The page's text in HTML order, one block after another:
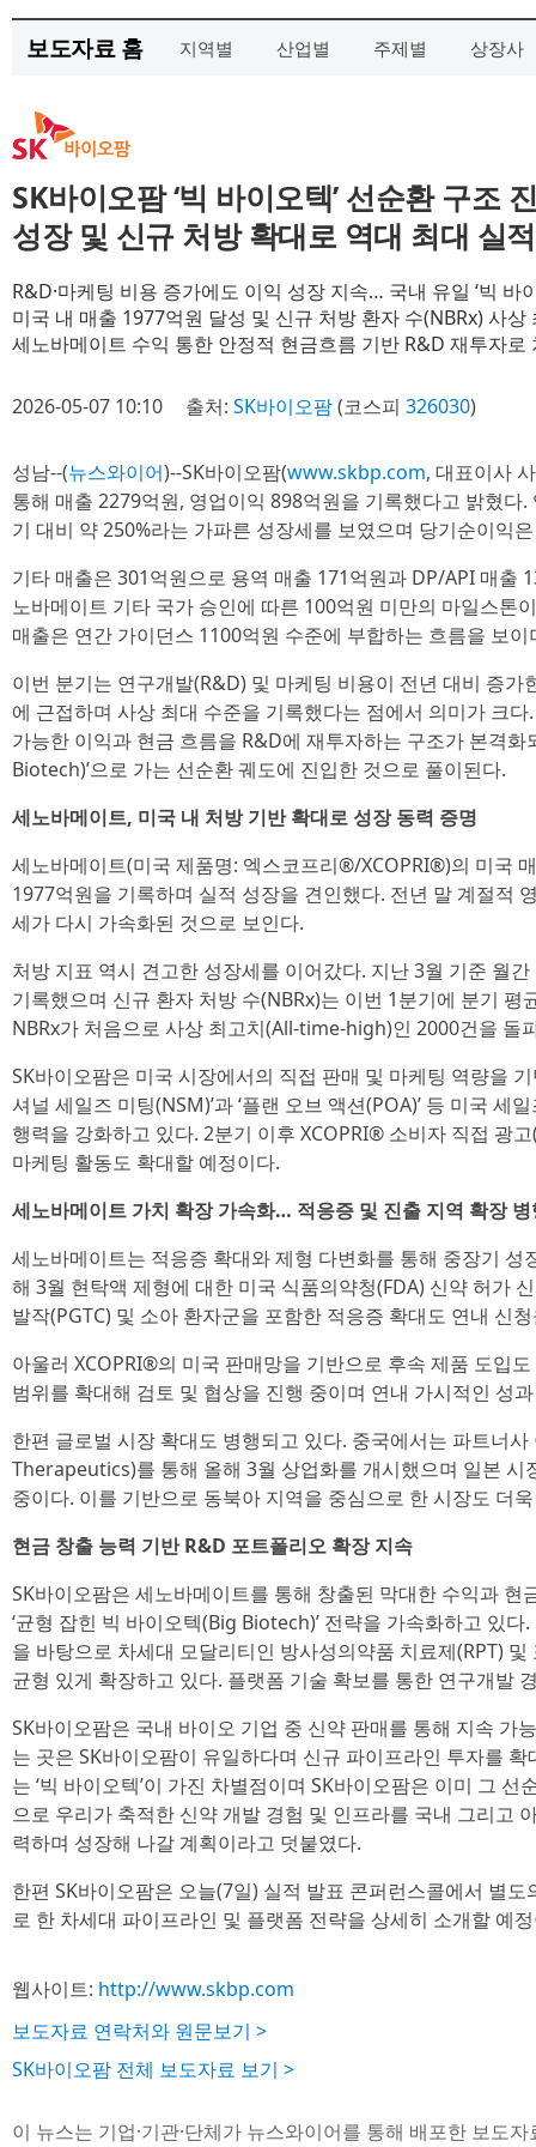
보도자료 홈 지역별 산업별 주제별 상장사
SK바이오팜 ‘빅 바이오텍’ 선순환 구조
성장 및 신규 처방 확대로 역대 최대 실
R&D·마케팅 비용 증가에도 이익 성장 지속… 국내 유일 ‘빅 바
미국 내 매출 1977억원 달성 및 신규 처방 환자 수(NBRx) 사상
세노바메이트 수익 통한 안정적 현금흐름 기반 R&D 재투자
2026-05-07 10:10 출처: SK바이오팜(코스피 326030)
성남--(뉴스와이어)--SK바이오팜(www.skbp.com, 대표이사
통해 매출 2279억원, 영업이익 898억원을 기록했다고 밝혔다
기 대비 약 250%라는 가파른 성장세를 보였으며 당기순이익
기타 매출은 301억원으로 용역 매출 171억원과 DP/API 매출
노바메이트 기타 국가 승인에 따른 100억원 미만의 마일스톤
매출은 연간 가이던스 1100억원 수준에 부합하는 흐름을 보
이번 분기는 연구개발(R&D) 및 마케팅 비용이 전년 대비 증
에 근접하며 사상 최대 수준을 기록했다는 점에서 의미가 크
가능한 이익과 현금 흐름을 R&D에 재투자하는 구조가 본격화
Biotech)’으로 가는 선순환 궤도에 진입한 것으로 풀이된다.
세노바메이트, 미국 내 처방 기반 확대로 성장 동력 증명
세노바메이트(미국 제품명: 엑스코프리®/XCOPRI®)의 미국
1977억원을 기록하며 실적 성장을 견인했다. 전년 말 계절적
세가 다시 가속화된 것으로 보인다.
처방 지표 역시 견고한 성장세를 이어갔다. 지난 3월 기준 월
기록했으며 신규 환자 처방 수(NBRx)는 이번 1분기에 분기 평
NBRx가 처음으로 사상 최고치(All-time-high)인 2000건을 돌
SK바이오팜은 미국 시장에서의 직접 판매 및 마케팅 역량을
셔널 세일즈 미팅(NSM)’과 ‘플랜 오브 액션(POA)’ 등 미국 세
행력을 강화하고 있다. 2분기 이후 XCOPRI® 소비자 직접 광
마케팅 활동도 확대할 예정이다.
세노바메이트 가치 확장 가속화… 적응증 및 진출 지역 확장 병
세노바메이트는 적응증 확대와 제형 다변화를 통해 중장기
해 3월 현탁액 제형에 대한 미국 식품의약청(FDA) 신약 허가
발작(PGTC) 및 소아 환자군을 포함한 적응증 확대도 연내 신
아울러 XCOPRI®의 미국 판매망을 기반으로 후속 제품 도입
범위를 확대해 검토 및 협상을 진행 중이며 연내 가시적인 성
한편 글로벌 시장 확대도 병행되고 있다. 중국에서는 파트너
Therapeutics)를 통해 올해 3월 상업화를 개시했으며 일본 시
중이다. 이를 기반으로 동북아 지역을 중심으로 한 시장도 더
현금 창출 능력 기반 R&D 포트폴리오 확장 지속
SK바이오팜은 세노바메이트를 통해 창출된 막대한 수익과
‘균형 잡힌 빅 바이오텍(Big Biotech)’ 전략을 가속화하고 있
을 바탕으로 차세대 모달리티인 방사성의약품 치료제(RPT)
균형 있게 확장하고 있다. 플랫폼 기술 확보를 통한 연구개발
SK바이오팜은 국내 바이오 기업 중 신약 판매를 통해 지속 가
는 곳은 SK바이오팜이 유일하다며 신규 파이프라인 투자를
는 ‘빅 바이오텍’이 가진 차별점이며 SK바이오팜은 이미 그
으로 우리가 축적한 신약 개발 경험 및 인프라를 국내 그리고
력하며 성장해 나갈 계획이라고 덧붙였다.
한편 SK바이오팜은 오늘(7일) 실적 발표 콘퍼런스콜에서 별
로 한 차세대 파이프라인 및 플랫폼 전략을 상세히 소개할 예
웹사이트: http://www.skbp.com
보도자료 연락처와 원문보기 >
SK바이오팜 전체 보도자료 보기 >
이 뉴스는 기업·기관·단체가 뉴스와이어를 통해 배포한 보도